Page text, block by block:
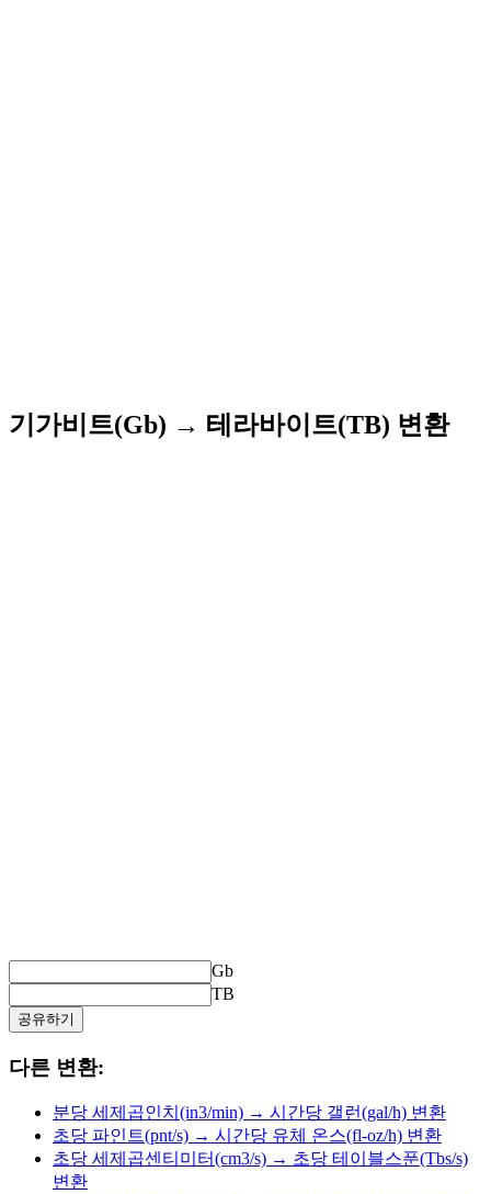
기가비트(Gb) → 테라바이트(TB) 변환
Gb
TB
공유하기
다른 변환:
분당 세제곱인치(in3/min) → 시간당 갤런(gal/h) 변환
초당 파인트(pnt/s) → 시간당 유체 온스(fl-oz/h) 변환
초당 세제곱센티미터(cm3/s) → 초당 테이블스푼(Tbs/s)
변환